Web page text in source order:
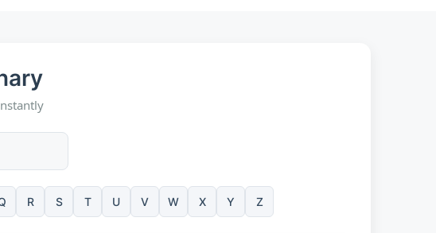
R S T U V W X Y Z